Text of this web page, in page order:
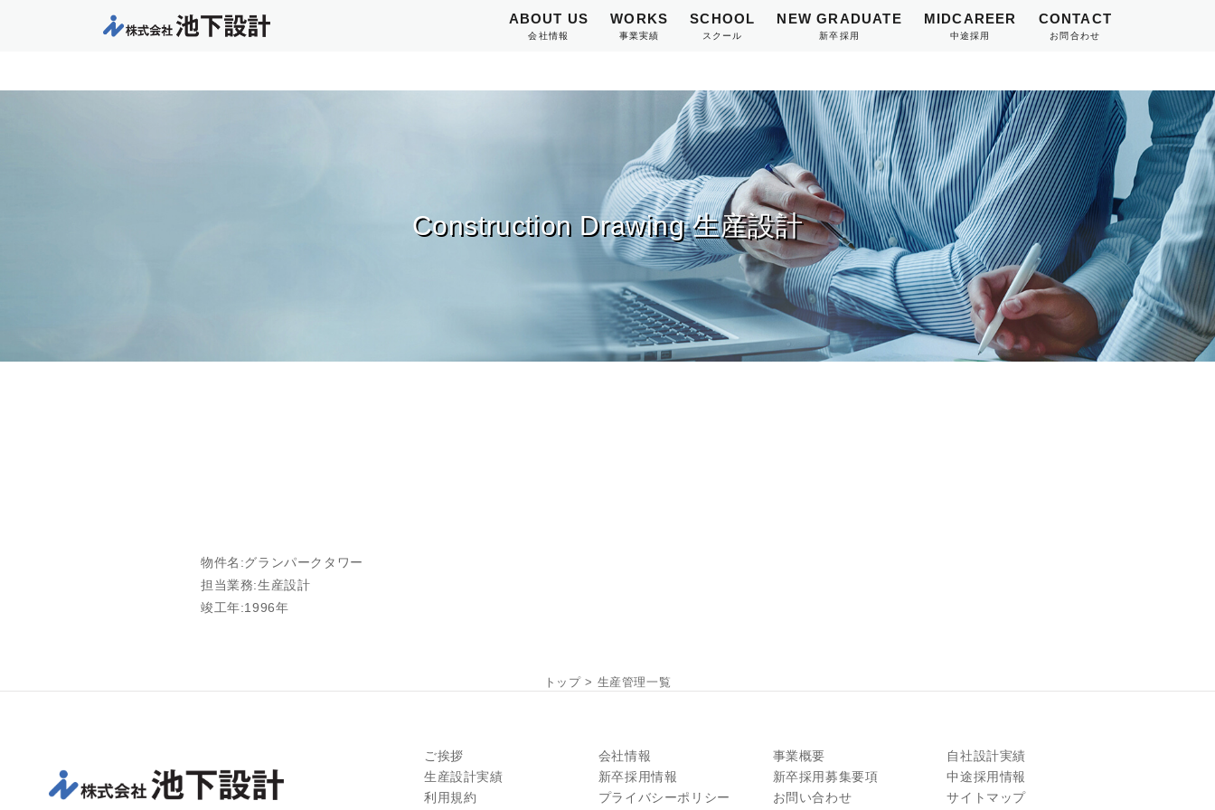
ABOUT US
会社情報
WORKS
事業実績
SCHOOL
スクール
NEW GRADUATE
新卒採用
MIDCAREER
中途採用
CONTACT
お問合わせ
Construction Drawing 生産設計
物件名:グランパークタワー
担当業務:生産設計
竣工年:1996年
トップ > 生産管理一覧
ご挨拶 会社情報 事業概要
自社設計実績
生産設計実績
新卒採用情報 新卒採用募集要項
中途採用情報
利用規約
プライバシーポリシー お問い合わせ サイトマップ